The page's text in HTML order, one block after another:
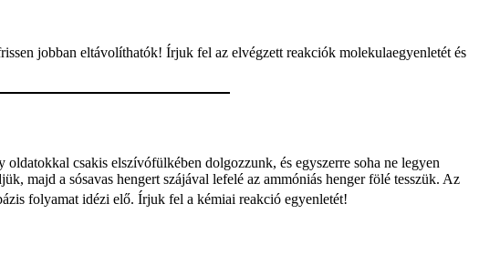
jobban eltávolíthatók! Írjuk fel az elvégzett reakciók molekulaegyenletét és
csakis elszívófülkében dolgozzunk, és egyszerre soha ne legyen
majd a sósavas hengert szájával lefelé az ammóniás henger fölé tesszük. Az
folyamat idézi elő. Írjuk fel a kémiai reakció egyenletét!